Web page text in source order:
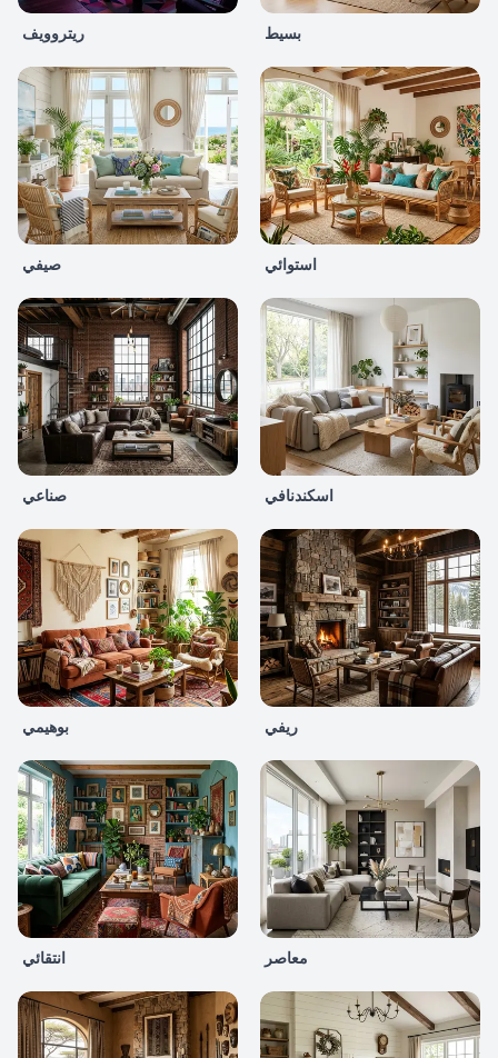
ريتروويف بسيط
صيفي استوائي
صناعي اسكندنافي
بوهيمي ريفي
انتقائي معاصر